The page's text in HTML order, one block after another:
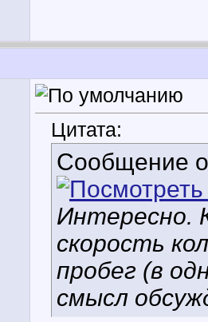
Цитата:
Сообщение
Интересно.
скорость
пробег (в
смысл